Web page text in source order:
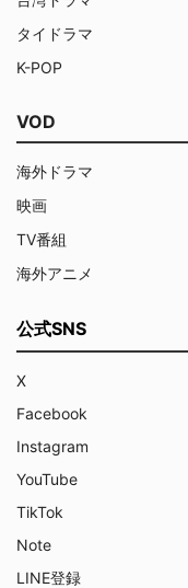
タイドラマ
K-POP
VOD
海外ドラマ
映画
TV番組
海外アニメ
公式SNS
X
Facebook
Instagram
YouTube
TikTok
Note
LINE登録